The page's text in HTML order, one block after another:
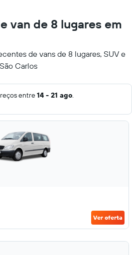
van de 8 lugares em
de vans de 8 lugares, SUV e
Carlos
entre14 - 21 ago.
Ver oferta